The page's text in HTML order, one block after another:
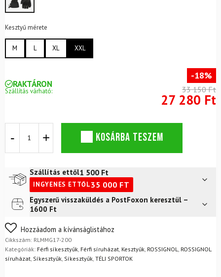
Kesztyű mérete
M L XL XXL
RAKTÁRON
Szállítás várható:
-18%
33 150 Ft
27 280 Ft
ROSSIGNOL
Fekete
mennyiség
KOSÁRBA TESZEM
Szállítás ettől1 500 Ft
INGYENES ETTŐL35 000 FT
Futár a címre2 400
FoxPost
Egyszerű visszaküldés a PostFoxon keresztül –
1600 Ft
Nem biztos a választásában? Semmi gond – a terméket
egyszerűen visszaküldheti 14 napon belül, indoklás nélkül.
Mik a visszaküldés feltételei?
Hozzáadom a kívánságlistához
Cikkszám: RLMMG17-200
Kategóriák: Férfi síkesztyűk Férfi síruházat Kesztyűk ROSSIGNOL
ROSSIGNOL
síruházat Síkesztyűk Síkesztyűk TÉLI SPORTOK